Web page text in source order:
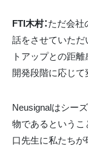
FTI木村：ただ会社
話をさせていただ
トアップとの距離
開発段階に応じて
Neusignalはシー
物であるというこ
口先生に私たち